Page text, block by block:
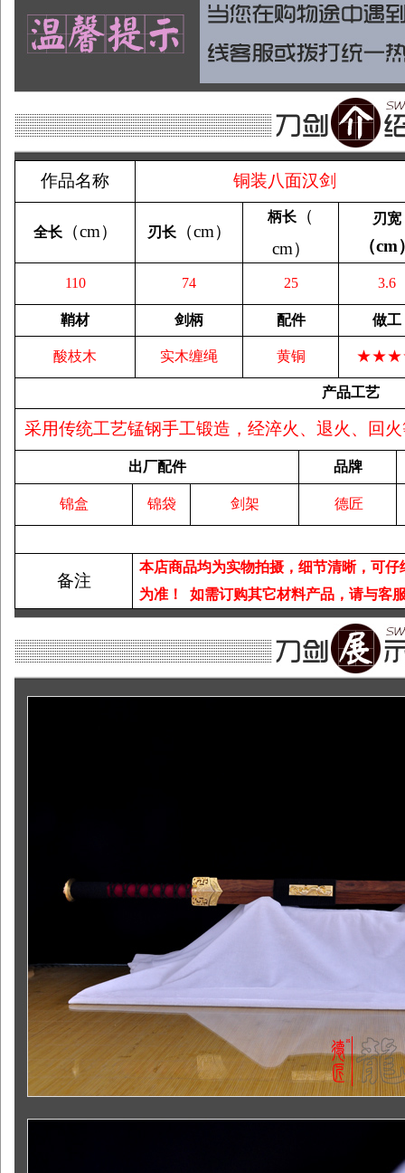
作品名称 铜装八面汉剑
全长（cm） 刃长（cm）
柄长
（
cm）
刃宽
（cm
110 74 25 3.6
鞘材 剑柄 配件 做工
酸枝木 实木缠绳 黄铜
产品工艺
采用传统工艺锰钢手工锻造，经淬火、退火、回
出厂配件 品牌
锦盒 锦袋 剑架 德匠
备注
本店商品均为实物拍摄，细节清晰，可
为准！
如需订购其它材料产品，请与客